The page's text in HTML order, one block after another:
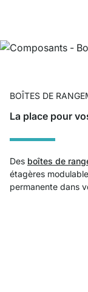
BOÎTES DE
La place pour
Des boîtes de
étagères
permanente dans